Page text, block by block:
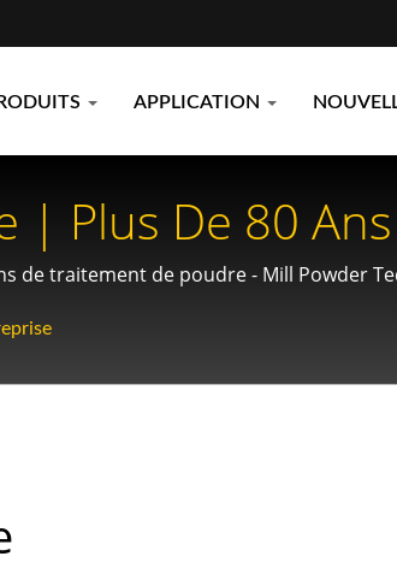
APPLICATION
| Plus De 80
- Mill Powder
de traitement de poudre - Mill Powder